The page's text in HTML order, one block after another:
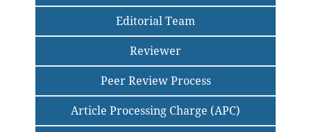
Editorial Team
Reviewer
Peer Review Process
Article Processing Charge (APC)